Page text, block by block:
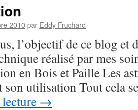
2010par Eddy Fruchard
l’objectif de ce blog et
réalisé par mes
en Bois et Paille Les
son utilisation Tout cela
→